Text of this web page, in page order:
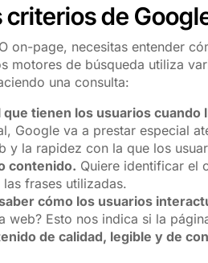
criterios de
on-page, necesitas entender
motores de búsqueda utiliza
una consulta:
tienen los usuarios cuando
Google va a prestar especial
y la rapidez con la que los
contenido. Quiere identificar el
frases utilizadas.
cómo los usuarios
web? Esto nos indica si la
de calidad, legible y de